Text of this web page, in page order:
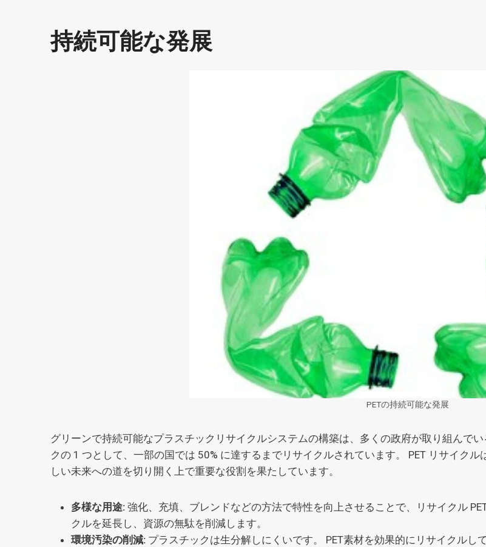
持続可能な発展
PETの持続可能な発展
グリーンで持続可能なプラスチックリサイクルシステムの構築は、多くの政府が取り組んで
クの 1 つとして、一部の国では 50% に達するまでリサイクルされています。 PET リサイク
しい未来への道を切り開く上で重要な役割を果たしています。
多様な用途: 強化、充填、ブレンドなどの方法で特性を向上させることで、リサイクル
クルを延長し、資源の無駄を削減します。
環境汚染の削減: プラスチックは生分解しにくいです。 PET素材を効果的にリサイクル